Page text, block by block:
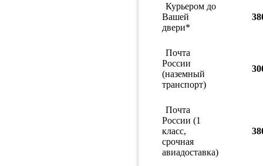
Курьером до
Вашей
двери*
Почта
России
(наземный
транспорт)
Почта
России (1
класс,
срочная
авиадоставка)